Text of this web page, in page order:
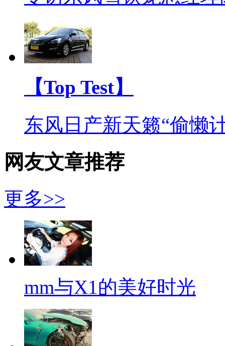
【Top Test】
东风日产新天籁“偷懒
网友文章推荐
更多>>
mm与X1的美好时光